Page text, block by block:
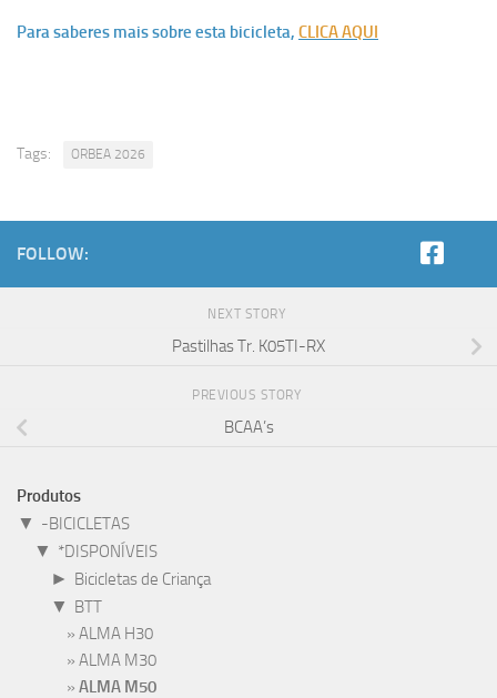
Para saberes mais sobre esta bicicleta, CLICA AQUI
Tags: ORBEA 2026
FOLLOW:
NEXT STORY
Pastilhas Tr. K05TI-RX
PREVIOUS STORY
BCAA’s
Produtos
▼ -BICICLETAS
▼ *DISPONÍVEIS
► Bicicletas de Criança
▼ BTT
ALMA H30
ALMA M30
ALMA M50